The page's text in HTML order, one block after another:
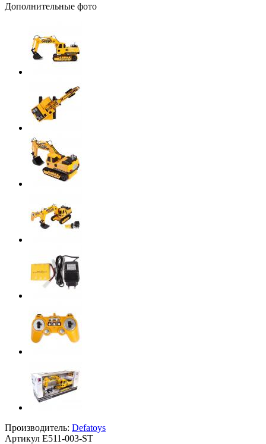
Дополнительные фото
Производитель: Defatoys
Артикул E511-003-ST